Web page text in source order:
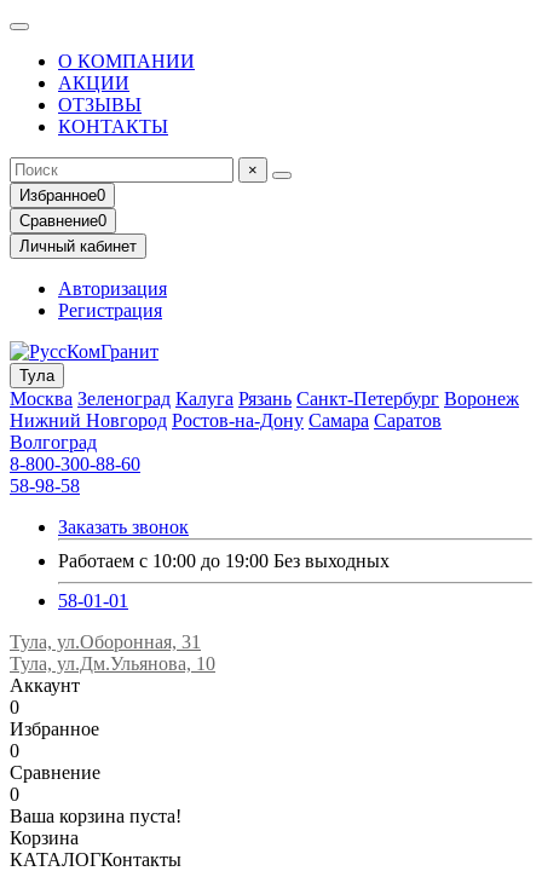
О КОМПАНИИ
АКЦИИ
ОТЗЫВЫ
КОНТАКТЫ
×
Избранное0
Сравнение0
Личный кабинет
Авторизация
Регистрация
Тула
Москва Зеленоград Калуга Рязань Санкт-Петербург Воронеж
Нижний Новгород Ростов-на-Дону Самара Саратов
Волгоград
8-800-300-88-60
58-98-58
Заказать звонок
Работаем с 10:00 до 19:00 Без выходных
58-01-01
Тула, ул.Оборонная, 31
Тула, ул.Дм.Ульянова, 10
Аккаунт
0
Избранное
0
Сравнение
0
Ваша корзина пуста!
Корзина
КАТАЛОГКонтакты